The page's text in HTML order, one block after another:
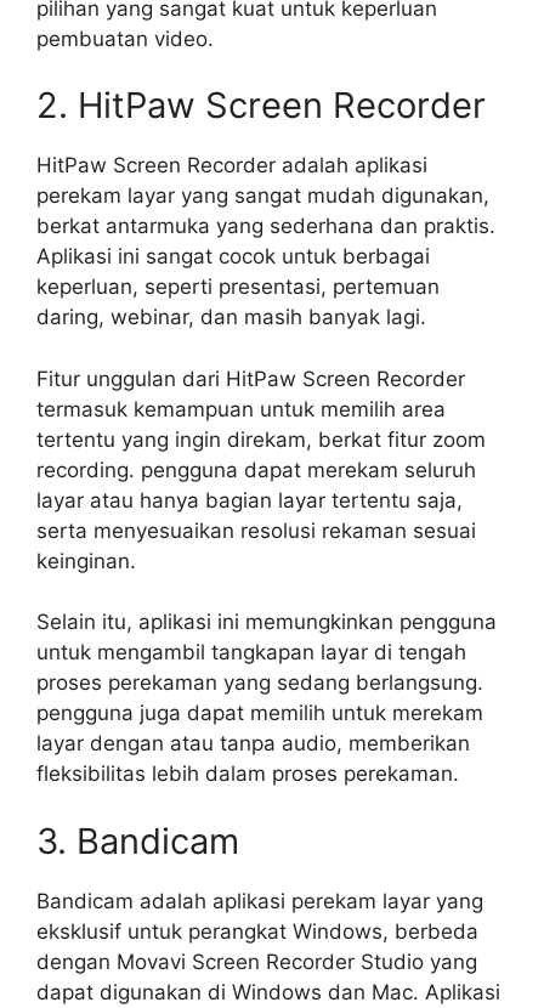
pilihan yang sangat kuat untuk keperluan
pembuatan video.
2. HitPaw Screen Recorder
HitPaw Screen Recorder adalah aplikasi
perekam layar yang sangat mudah digunakan,
berkat antarmuka yang sederhana dan praktis.
Aplikasi ini sangat cocok untuk berbagai
keperluan, seperti presentasi, pertemuan
daring, webinar, dan masih banyak lagi.
Fitur unggulan dari HitPaw Screen Recorder
termasuk kemampuan untuk memilih area
tertentu yang ingin direkam, berkat fitur zoom
recording. pengguna dapat merekam seluruh
layar atau hanya bagian layar tertentu saja,
serta menyesuaikan resolusi rekaman sesuai
keinginan.
Selain itu, aplikasi ini memungkinkan pengguna
untuk mengambil tangkapan layar di tengah
proses perekaman yang sedang berlangsung.
pengguna juga dapat memilih untuk merekam
layar dengan atau tanpa audio, memberikan
fleksibilitas lebih dalam proses perekaman.
3. Bandicam
Bandicam adalah aplikasi perekam layar yang
eksklusif untuk perangkat Windows, berbeda
dengan Movavi Screen Recorder Studio yang
dapat digunakan di Windows dan Mac. Aplikasi